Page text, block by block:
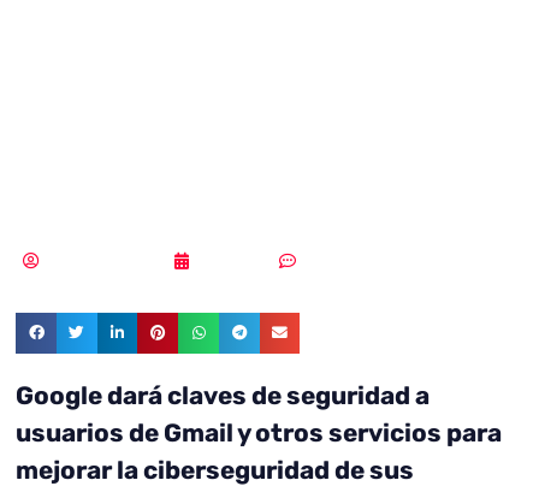
Google dará claves de seguridad a
usuarios de Gmail y otros servicios para
mejorar la ciberseguridad de sus